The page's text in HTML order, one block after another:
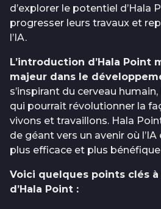
d’explorer le potentiel d’Hala
progresser leurs travaux et
l’IA.
L’introduction d’Hala Point
majeur dans le
s’inspirant du cerveau
qui pourrait révolutionner la
vivons et travaillons. Hala
de géant vers un avenir où
plus efficace et plus
Voici quelques points clés
d’Hala Point :